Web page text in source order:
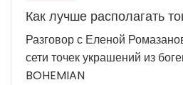
Как лучше располагать
Разговор с Еленой
сети точек украшений из
BOHEMIAN